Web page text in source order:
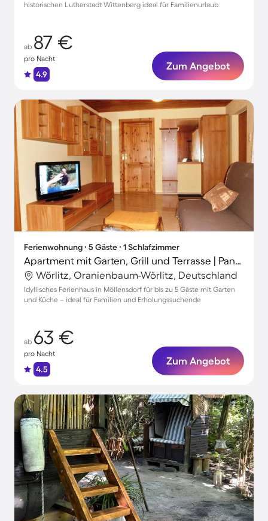
historischen Lutherstadt Wittenberg ideal für Familienurlaub
ab 87 €
pro Nacht
4.9
Zum Angebot
Ferienwohnung ∙ 5 Gäste ∙ 1 Schlafzimmer
Apartment mit Garten, Grill und Terrasse | Panoramablick
Wörlitz, Oranienbaum-Wörlitz, Deutschland
Idyllisches Ferienhaus in Möllensdorf für bis zu 5 Gäste mit Garten
und Küche – ideal für Familien und Erholungssuchende
ab 63 €
pro Nacht
4.5
Zum Angebot